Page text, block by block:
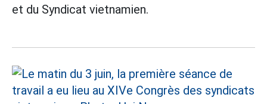
et du Syndicat vietnamien.